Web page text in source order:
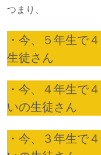
つまり、
・今、５年生で
生徒さん
・今、４年生で
いの生徒さん
・今、３年生で